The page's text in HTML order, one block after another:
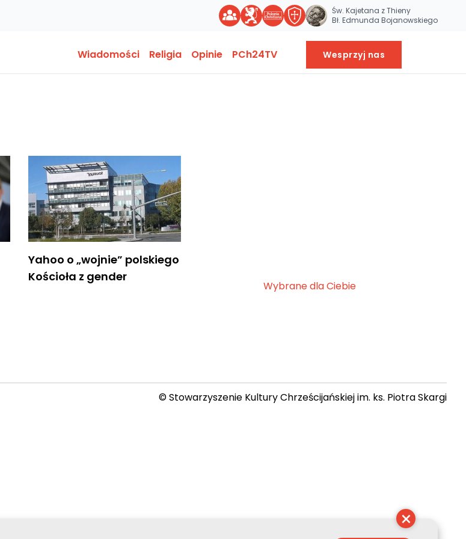
Św. Kajetana z Thieny
Bł. Edmunda Bojanowskiego
Wiadomości Religia Opinie PCh24TV Wesprzyj nas
Yahoo o „wojnie” polskiego
Kościoła z gender
Wybrane dla Ciebie
© Stowarzyszenie Kultury Chrześcijańskiej im. ks. Piotra Skargi
×